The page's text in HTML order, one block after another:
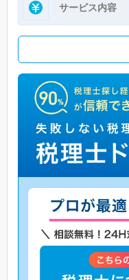
サービス内容